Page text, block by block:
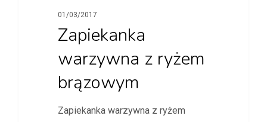
01/03/2017
Zapiekanka
warzywna z ryżem
brązowym
Zapiekanka warzywna z ryżem